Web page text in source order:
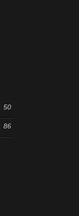
50
86